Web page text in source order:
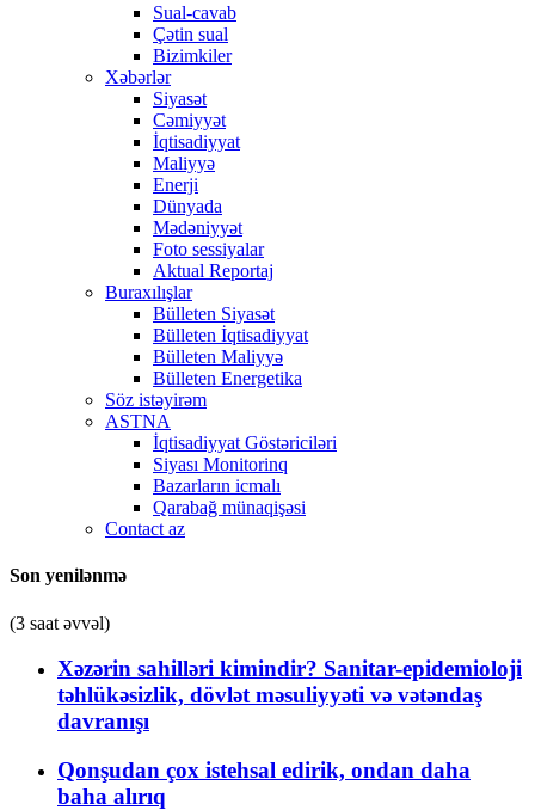
Sual-cavab
Çətin sual
Bizimkiler
Xəbərlər
Siyasət
Cəmiyyət
İqtisadiyyat
Maliyyə
Enerji
Dünyada
Mədəniyyət
Foto sessiyalar
Aktual Reportaj
Buraxılışlar
Bülleten Siyasət
Bülleten İqtisadiyyat
Bülleten Maliyyə
Bülleten Energetika
Söz istəyirəm
ASTNA
İqtisadiyyat Göstəriciləri
Siyası Monitorinq
Bazarların icmalı
Qarabağ münaqişəsi
Contact az
Son yenilənmə
(3 saat əvvəl)
Xəzərin sahilləri kimindir? Sanitar-epidemioloji
təhlükəsizlik, dövlət məsuliyyəti və vətəndaş
davranışı
Qonşudan çox istehsal edirik, ondan daha
baha alırıq